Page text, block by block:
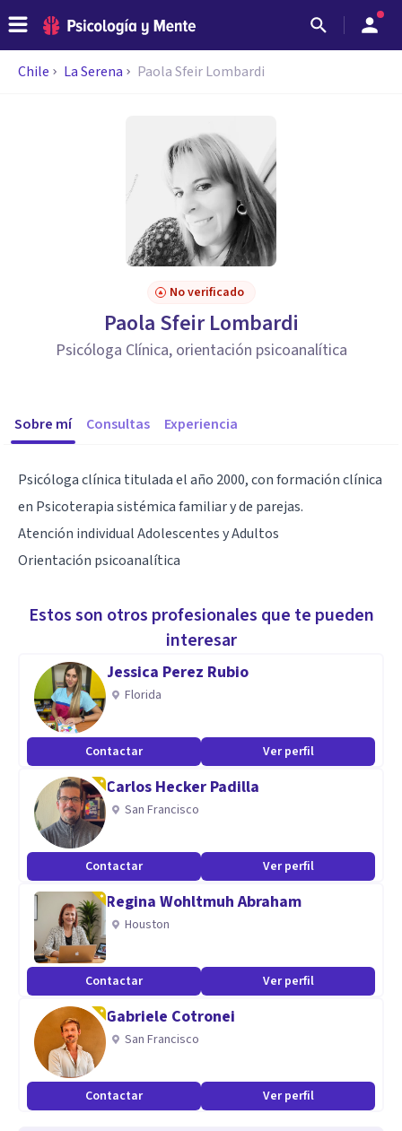
Chile La Serena Paola Sfeir Lombardi
No verificado
Paola Sfeir Lombardi
Psicóloga Clínica, orientación psicoanalítica
Sobre mí Consultas Experiencia
Psicóloga clínica titulada el año 2000, con formación clínica
en Psicoterapia sistémica familiar y de parejas.
Atención individual Adolescentes y Adultos
Orientación psicoanalítica
Estos son otros profesionales que te pueden
interesar
Jessica Perez Rubio
Florida
Contactar Ver perfil
Carlos Hecker Padilla
San Francisco
Contactar Ver perfil
Regina Wohltmuh Abraham
Houston
Contactar Ver perfil
Gabriele Cotronei
San Francisco
Contactar Ver perfil